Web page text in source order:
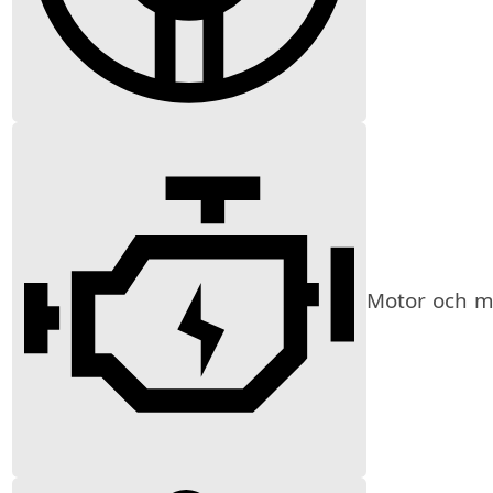
Motor och